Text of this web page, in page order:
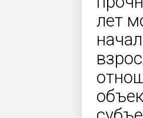
лет